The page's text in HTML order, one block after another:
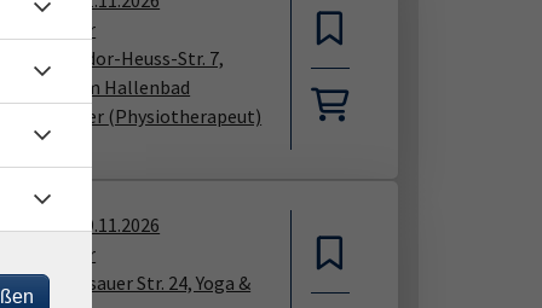
Uhr
Theodor-Heuss-Str. 7,
am Hallenbad
Leierseder (Physiotherapeut)
—19.11.2026
Uhr
Passauer Str. 24, Yoga &